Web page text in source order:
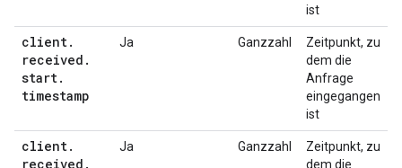
ist
client.
received .
start.
timestamp
Ja Ganzzahl
Zeitpunkt, zu
dem die
Anfrage
eingegangen
ist
client.
received .
Ja Ganzzahl
Zeitpunkt, zu
dem die